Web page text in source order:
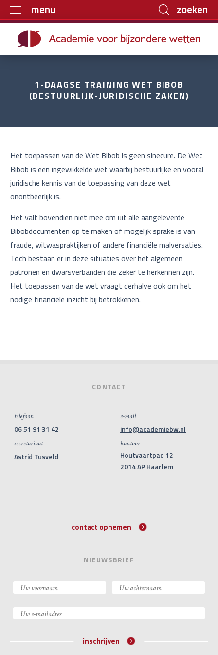
menu zoeken
Home
Boeken
E-learning
Contact
1-DAAGSE TRAINING WET BIBOB
(BESTUURLIJK-JURIDISCHE ZAKEN)
Het toepassen van de Wet Bibob is geen sinecure. De Wet
Bibob is een ingewikkelde wet waarbij bestuurlijke en vooral
juridische kennis van de toepassing van deze wet
onontbeerlijk is.
Het valt bovendien niet mee om uit alle aangeleverde
Bibobdocumenten op te maken of mogelijk sprake is van
fraude, witwaspraktijken of andere financiële malversaties.
Toch bestaan er in deze situaties over het algemeen
patronen en dwarsverbanden die zeker te herkennen zijn.
Het toepassen van de wet vraagt derhalve ook om het
nodige financiële inzicht bij betrokkenen.
CONTACT
telefoon
06 51 91 31 42
secretariaat
Astrid Tusveld
e-mail
info@academiebw.nl
kantoor
Houtvaartpad 12
2014 AP Haarlem
contact opnemen
NIEUWSBRIEF
inschrijven